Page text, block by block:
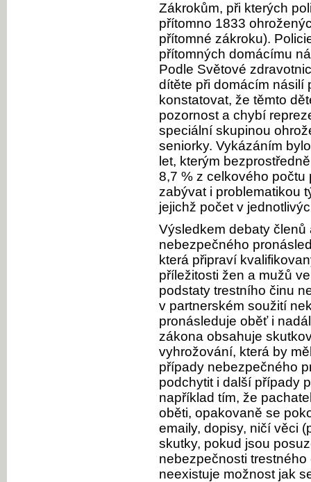
Zákrokům, při kterých
přítomno 1833
přítomné zákroku).
přítomných domácímu
Podle Světové
dítěte při domácím násilí
konstatovat, že těmto
pozornost a chybí
speciální skupinou
seniorky. Vykázáním
let, kterým
8,7 % z celkového
zabývat i problematikou
jejichž počet v
Výsledkem debaty
nebezpečného
která připraví
příležitosti žen a mužů
podstaty trestního činu
v partnerském soužití
pronásleduje oběť i
zákona obsahuje
vyhrožování, která by
případy nebezpečného
podchytit i další případy
například tím, že
oběti, opakovaně se
emaily, dopisy, ničí věci
skutky, pokud jsou
nebezpečnosti
neexistuje možnost jak